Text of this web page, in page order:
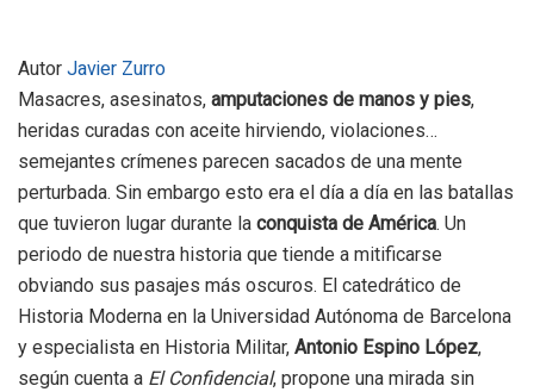
AutorJavier Zurro
Masacres, asesinatos, amputaciones de manos y pies,
heridas curadas con aceite hirviendo, violaciones…
semejantes crímenes parecen sacados de una mente
perturbada. Sin embargo esto era el día a día en las batallas
que tuvieron lugar durante la conquista de América. Un
periodo de nuestra historia que tiende a mitificarse
obviando sus pasajes más oscuros. El catedrático de
Historia Moderna en la Universidad Autónoma de Barcelona
y especialista en Historia Militar, Antonio Espino López,
según cuenta a El Confidencial, propone una mirada sin